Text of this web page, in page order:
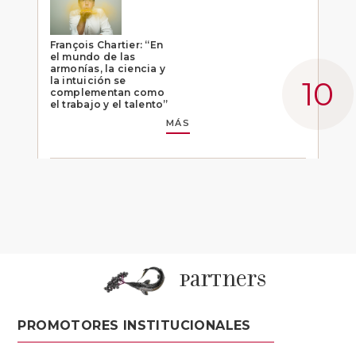
François Chartier: “En
el mundo de las
armonías, la ciencia y
la intuición se
complementan como
el trabajo y el talento”
MÁS
partners
PROMOTORES INSTITUCIONALES